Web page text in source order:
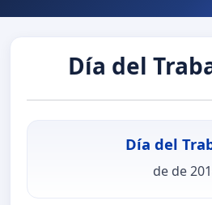
Día del
Día del
de de